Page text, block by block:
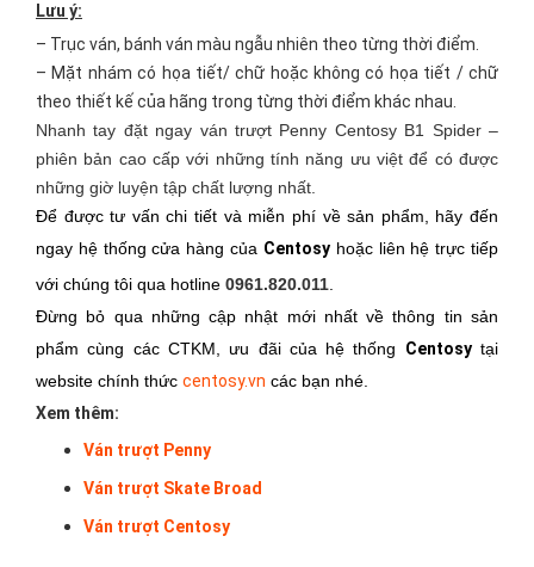
Lưu ý:
– Trục ván, bánh ván màu ngẫu nhiên theo từng thời điểm.
– Mặt nhám có họa tiết/ chữ hoặc không có họa tiết / chữ
theo thiết kế của hãng trong từng thời điểm khác nhau.
Nhanh tay đặt ngay ván trượt Penny Centosy B1 Spider–
phiên bản cao cấp với những tính năng ưu việt để có được
những giờ luyện tập chất lượng nhất.
Để được tư vấn chi tiết và miễn phí về sản phẩm, hãy đến
ngay hệ thống cửa hàng của Centosyhoặc liên hệ trực tiếp
với chúng tôi qua hotline 0961.820.011.
Đừng bỏ qua những cập nhật mới nhất về thông tin sản
phẩm cùng các CTKM, ưu đãi của hệ thống Centosytại
website chính thức centosy.vn các bạn nhé.
Xem thêm:
Ván trượt Penny
Ván trượt Skate Broad
Ván trượt Centosy